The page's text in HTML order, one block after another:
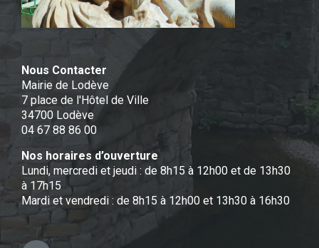
Nous Contacter
Mairie de Lodève
7 place de l'Hôtel de Ville
34700 Lodève
04 67 88 86 00
Nos horaires d’ouverture
Lundi, mercredi et jeudi : de 8h15 à 12h00 et de 13h30
à 17h15
Mardi et vendredi : de 8h15 à 12h00 et 13h30 à 16h30